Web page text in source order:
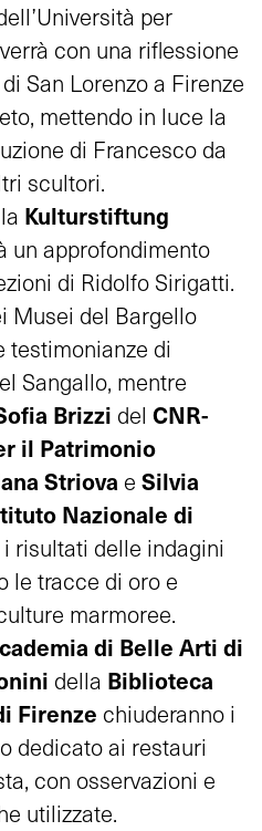
per
con una riflessione
San Lorenzo a Firenze
mettendo in luce la
di Francesco da
scultori.
Kulturstiftung
un approfondimento
di Ridolfo Sirigatti.
Musei del Bargello
testimonianze di
Sangallo, mentre
Brizzi del CNR-
il Patrimonio
Striova e Silvia
Nazionale di
risultati delle indagini
le tracce di oro e
marmoree.
di Belle Arti di
della Biblioteca
Firenze chiuderanno i
dedicato ai restauri
con osservazioni e
utilizzate.